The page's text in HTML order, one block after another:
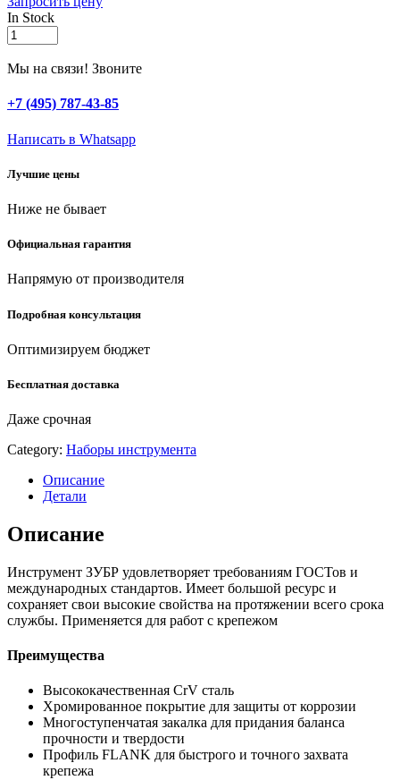
In Stock
ЗУБР
Универсал-63,
63
(1/2″
+
универсальный
инструмента,
(27670-
quantity
Мы на связи! Звоните
+7 (495) 787-43-85
Написать в Whatsapp
Лучшие цены
Ниже не бывает
Официальная гарантия
Напрямую от производителя
Подробная консультация
Оптимизируем бюджет
Бесплатная доставка
Даже срочная
Category: Наборы инструмента
Описание
Детали
Описание
Инструмент ЗУБР удовлетворяет требованиям ГОСТов и
международных стандартов. Имеет большой ресурс и
сохраняет свои высокие свойства на протяжении всего срока
службы. Применяется для работ с крепежом
Преимущества
Высококачественная CrV сталь
Хромированное покрытие для защиты от коррозии
Многоступенчатая закалка для придания баланса
прочности и твердости
Профиль FLANK для быстрого и точного захвата
крепежа